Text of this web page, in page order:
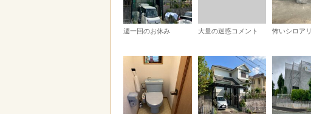
週一回のお休み 大量の迷惑コメント 怖いシロアリ